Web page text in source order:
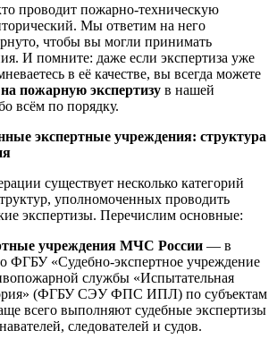
проводит пожарно-техническую
Мы ответим на него
чтобы вы могли принимать
И помните: даже если экспертиза уже
в её качестве, вы всегда можете
пожарную экспертизу в нашей
всём по порядку.
экспертные учреждения: структура
существует несколько категорий
уполномоченных проводить
экспертизы. Перечислим основные:
учреждения МЧС России — в
ФГБУ «Судебно-экспертное учреждение
службы «Испытательная
(ФГБУ СЭУ ФПС ИПЛ) по субъектам
всего выполняют судебные экспертизы
следователей и судов.